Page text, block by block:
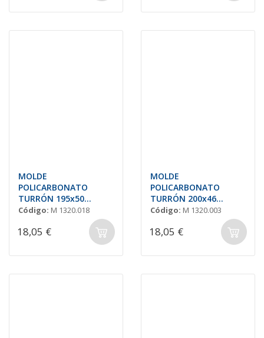
MOLDE
POLICARBONATO
TURRÓN 195x50
H=17mm (3und.)
Código: M 1320.018
18,05 €
MOLDE
POLICARBONATO
TURRÓN 200x46
H=23mm. (3 und.)
Código: M 1320.003
18,05 €